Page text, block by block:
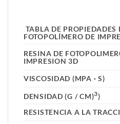
TABLA DE PROPIEDADES
FOTOPOLÍMERO DE
RESINA DE
IMPRESION 3D
VISCOSIDAD (MPA · S)
DENSIDAD (G / CM)3)
RESISTENCIA A LA